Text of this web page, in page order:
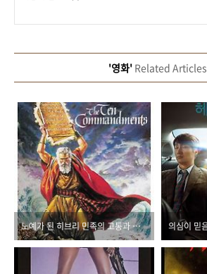
'영화' Related Articles
노예가 된 히브리 민족의 고통과 해방의 염원을 다룬 대서사시, 영화 <십계>